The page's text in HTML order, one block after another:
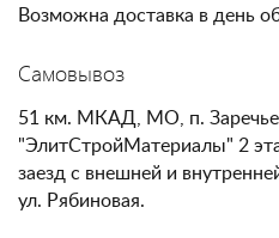
Возможна доставка в день
Самовывоз
51 км. МКАД, МО, п. Заречье,
"ЭлитСтройМатериалы" 2
заезд с внешней и
ул. Рябиновая.